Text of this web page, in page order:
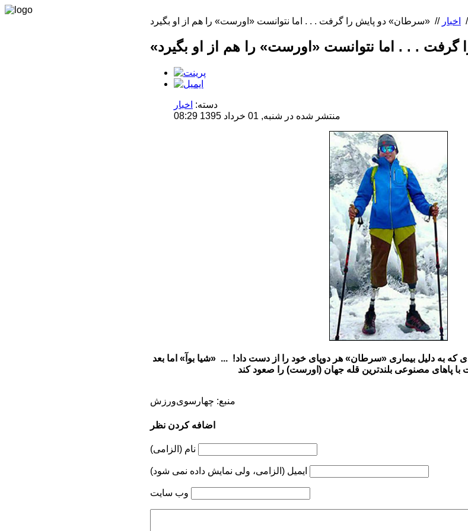
اخبار //
دسته: اخبار
منتشر شده در شنبه, 01 خرداد 1395 08:29
ساله است ... مردی که به دلیل بیماری «سرطان» هر دوپای خود را از دست داد! ... «شیا بوآ» اما بعد
منبع: چهارسوی‌ورزش
اضافه کردن نظر
نام (الزامی)
ایمیل (الزامی، ولی نمایش داده نمی شود)
وب سایت